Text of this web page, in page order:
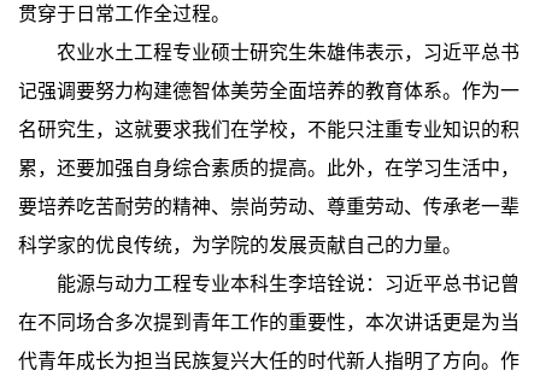
贯穿于日常工作全过程。
农业水土工程专业硕士研究生朱雄伟表示，习近平总书
记强调要努力构建德智体美劳全面培养的教育体系。作为一
名研究生，这就要求我们在学校，不能只注重专业知识的积
累，还要加强自身综合素质的提高。此外，在学习生活中，
要培养吃苦耐劳的精神、崇尚劳动、尊重劳动、传承老一辈
科学家的优良传统，为学院的发展贡献自己的力量。
能源与动力工程专业本科生李培铨说：习近平总书记曾
在不同场合多次提到青年工作的重要性，本次讲话更是为当
代青年成长为担当民族复兴大任的时代新人指明了方向。作